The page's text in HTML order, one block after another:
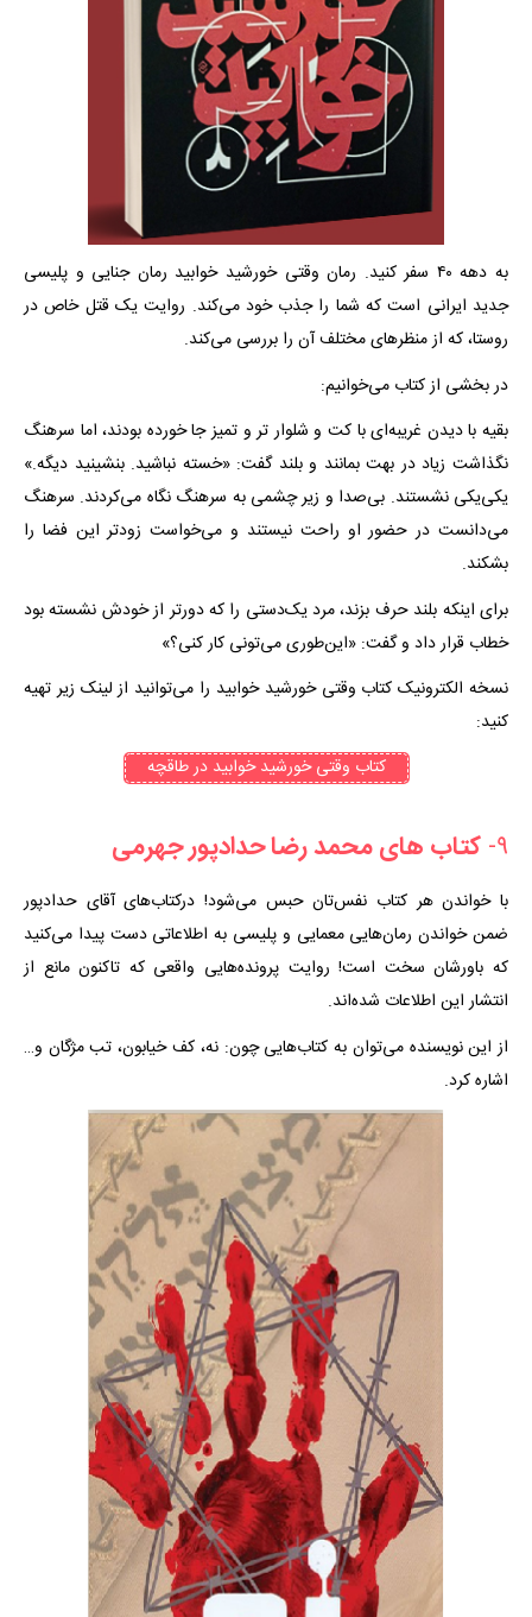
به دهه ۴۰ سفر کنید. رمان وقتی خورشید خوابید
رمان جنایی و پلیسی
جدید ایرانی است که شما را جذب خود می‌کند. روایت یک قتل خاص در
روستا، که از منظر‌های مختلف آن ‌را بررسی می‌کند.
در بخشی از کتاب می‌خوانیم:
بقیه با دیدن غریبه‌ای با کت و شلوار تر و تمیز جا خورده بودند، اما سرهنگ
نگذاشت زیاد در بهت بمانند و بلند گفت: «خسته نباشید. بنشینید دیگه.»
یکی‌یکی نشستند. بی‌صدا و زیر چشمی به سرهنگ نگاه می‌کردند. سرهنگ
می‌دانست در حضور او راحت نیستند و می‌خواست زودتر این فضا را
بشکند.
برای اینکه بلند حرف بزند، مرد یک‌دستی را که دورتر از خودش نشسته بود
خطاب قرار داد و گفت: «این‌طوری می‌تونی کار کنی؟»
نسخه الکترونیک کتاب وقتی خورشید خوابید را می‌توانید از لینک زیر تهیه
کنید:
کتاب‌ وقتی خورشید خوابید در طاقچه
۹- کتاب های محمد رضا حدادپور جهرمی
با خواندن هر کتاب نفس‌تان حبس می‌شود! درکتاب‌های آقای حدادپور
ضمن خواندن رمان‌هایی معمایی و پلیسی به اطلاعاتی دست پیدا می‌کنید
که باورشان سخت است! روایت پرونده‌هایی واقعی که تاکنون مانع از
انتشار این اطلاعات شده‌اند.
از این نویسنده می‌توان به کتاب‌هایی چون: نه، کف خیابون، تب مژگان و…
اشاره کرد.